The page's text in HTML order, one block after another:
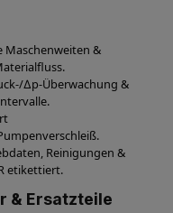
Maschenweiten &
∆p-Überwachung &
Reinigungen &
etikettiert.
& Ersatzteile